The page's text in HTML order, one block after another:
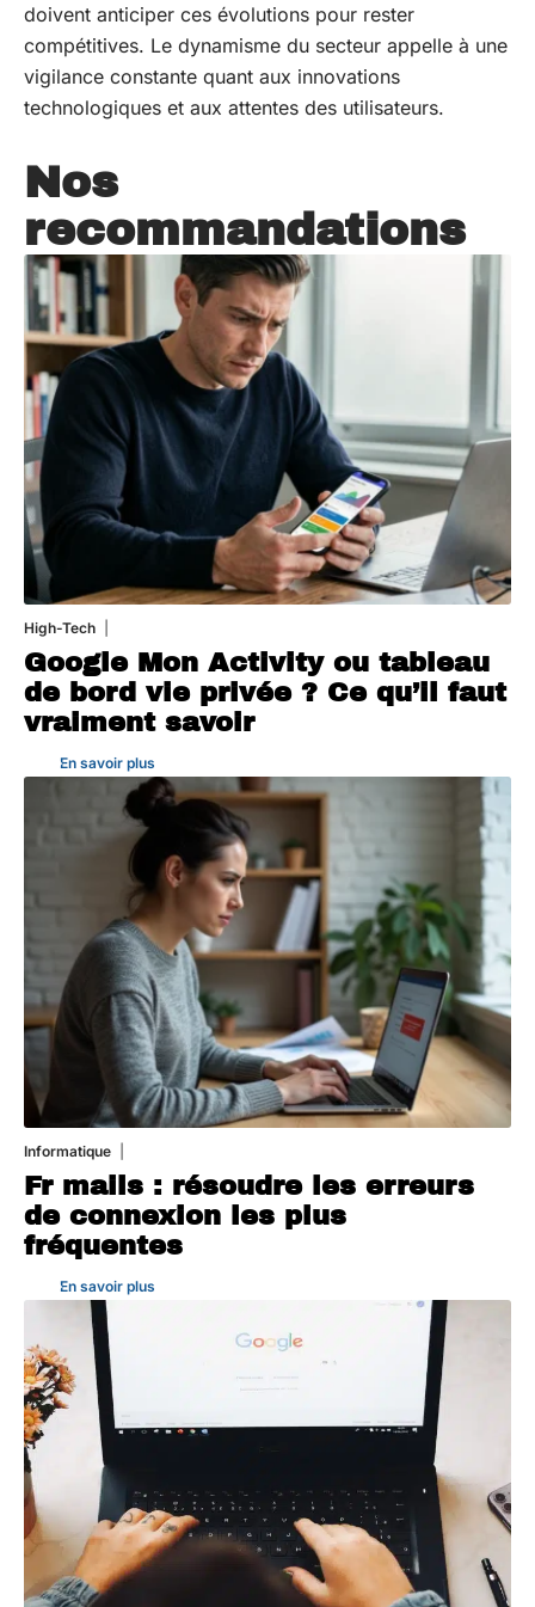
doivent anticiper ces évolutions pour rester
compétitives. Le dynamisme du secteur appelle à une
vigilance constante quant aux innovations
technologiques et aux attentes des utilisateurs.
Nos
recommandations
High-Tech
Google Mon Activity ou tableau
de bord vie privée ? Ce qu’il faut
vraiment savoir
En savoir plus
Informatique
Fr mails : résoudre les erreurs
de connexion les plus
fréquentes
En savoir plus